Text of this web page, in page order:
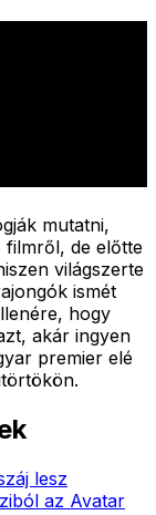
mutatni,
filmről, de előtte
világszerte
ismét
hogy
akár ingyen
premier elé
lesz
az Avatar